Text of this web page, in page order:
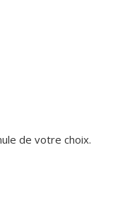
de votre choix.